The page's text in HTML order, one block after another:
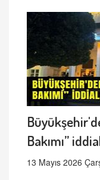
Bakımı”
13 Mayıs 2026